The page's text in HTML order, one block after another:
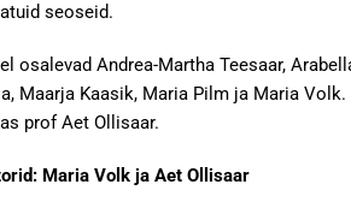
seoseid.
osalevad Andrea-Martha Teesaar,
Maarja Kaasik, Maria Pilm ja Maria
prof Aet Ollisaar.
Maria Volk ja Aet Ollisaar